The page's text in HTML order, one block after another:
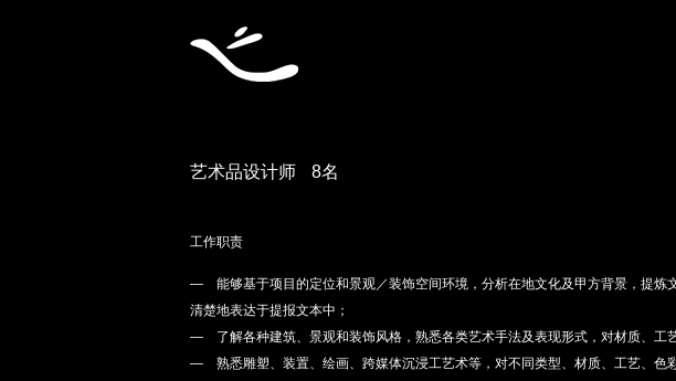
艺术品设计师 8名
工作职责
— 能够基于项目的定位和景观／装饰空间环境，分析在地文化及甲方背景，提炼
清楚地表达于提报文本中；
— 了解各种建筑、景观和装饰风格，熟悉各类艺术手法及表现形式，对材质、工
— 熟悉雕塑、装置、绘画、跨媒体沉浸工艺术等，对不同类型、材质、工艺、色